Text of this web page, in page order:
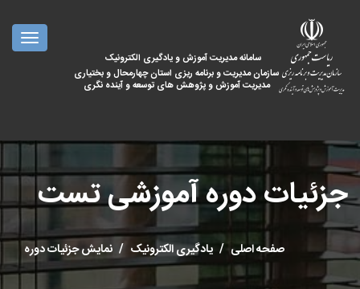
سامانه مدیریت آموزش و یادگیری الکترونیک
سازمان مدیریت و برنامه ریزی استان چهارمحال و بختیاری
مدیریت آموزش و پژوهش های توسعه و آینده نگری
جزئیات دوره آموزشی تست
صفحه اصلی یادگیری الکترونیک نمایش جزئیات دوره